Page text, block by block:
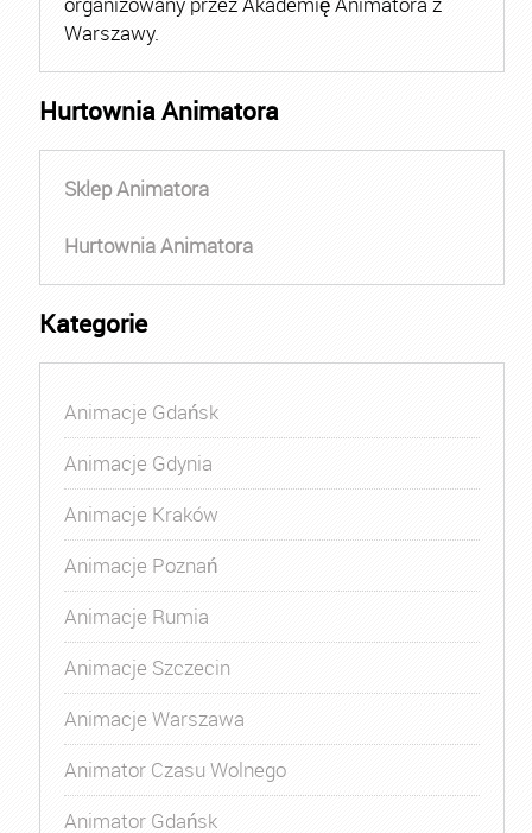
Warszawy.
Hurtownia Animatora
Sklep Animatora
Hurtownia Animatora
Kategorie
Animacje Gdańsk
Animacje Gdynia
Animacje Kraków
Animacje Poznań
Animacje Rumia
Animacje Szczecin
Animacje Warszawa
Animator Czasu Wolnego
Animator Gdańsk